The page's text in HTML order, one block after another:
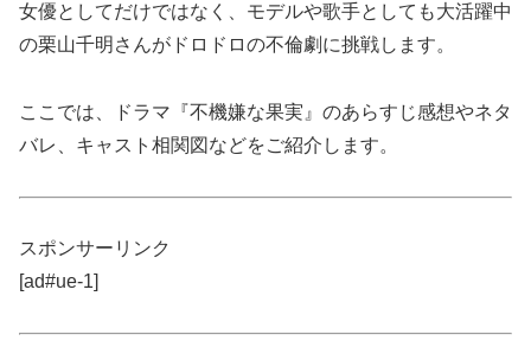
女優としてだけではなく、モデルや歌手としても大活躍中
の栗山千明さんがドロドロの不倫劇に挑戦します。
ここでは、ドラマ『不機嫌な果実』のあらすじ感想やネタ
バレ、キャスト相関図などをご紹介します。
スポンサーリンク
[ad#ue-1]